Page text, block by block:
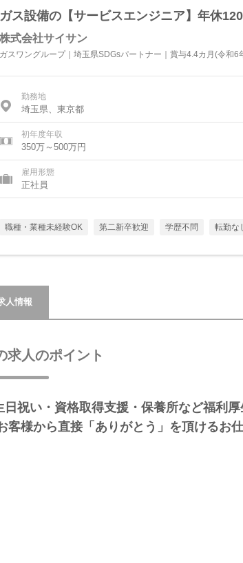
ガス設備の【サービスエンジニア】年休
株式会社サイサン
ガスワングループ｜埼玉県SDGsパートナー｜賞与4.4カ月(令和6
勤務地
埼玉県、東京都
初年度年収
350万～500万円
雇用形態
正社員
職種・業種未経験OK 第二新卒歓迎 学歴不問 転勤な
人情報
求人のポイント
日祝い・資格取得支援・保養所など福利
客様から直接「ありがとう」を頂けるお